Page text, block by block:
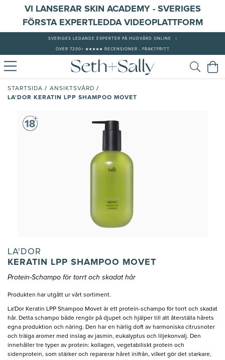
VI LANSERAR SKIN ACADEMY - SVERIGES
FÖRSTA EXPERTLEDDA VIDEOPLATTFORM
SVERIGES LEDANDE EXPERTER PÅ HUDVÅRD ONLINE
ÖVER 7200+ ★★★★★ RECENSIONER - FRAKTFRITT
STARTSIDA / ANSIKTSVÅRD /
LA'DOR KERATIN LPP SHAMPOO MOVET
LA'DOR
KERATIN LPP SHAMPOO MOVET
Protein-Schampo för torrt och skadat hår
Produkten har utgått ur vårt sortiment.
La'Dor Keratin LPP Shampoo Movet är ett protein-schampo för torrt och skadat
hår. Detta schampo både rengör på djupet och hjälper till att återställa hårets
egna produktion och näring. Den har en härlig doft av harmoniska citrusnoter
och träiga aromer med inslag av jasmin, eukalyptus och liljekonvalj. Den
innehåller tre typer av protein: kollagen, vegetabiliskt protein och
sidenprotein, som stärker och reparerar håret inifrån, vilket gör det starkare,